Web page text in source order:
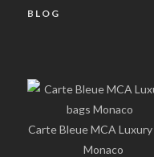
BLOG
Carte Bleue MCA Luxury
Monaco